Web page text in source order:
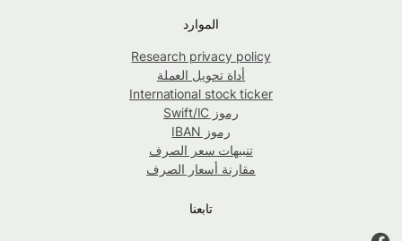
الموارد
Research privacy policy
أداة تحويل العملة
International stock ticker
رموز Swift/IC
رموز IBAN
تنبيهات سعر الصرف
مقارنة أسعار الصرف
تابعنا